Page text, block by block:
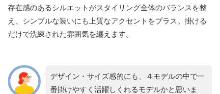
存在感のあるシルエットがスタイリング全体のバランスを整
え、シンプルな装いにも上質なアクセントをプラス。掛ける
だけで洗練された雰囲気を纏えます。
デザイン・サイズ感的にも、４モデルの中で一
番掛けやすく活躍しくれるモデルかと思いま